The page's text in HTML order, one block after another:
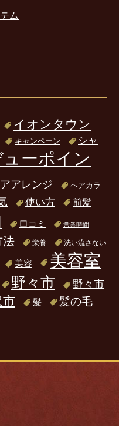
ム
イオンタウン
キャンペーン
シャ
ーポイン
アレンジ
ヘアカラ
使い方 前髪
口コミ 営業時間
法 栄養 洗い流さない
美容 美容室
野々市
野々市
市 髪
髪の毛